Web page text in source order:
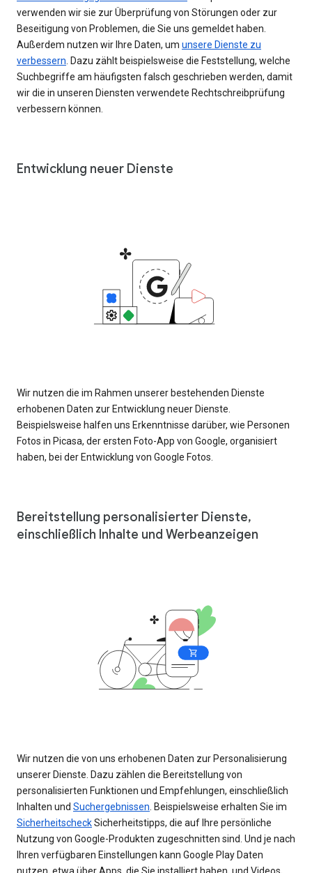
verwenden wir sie zur Überprüfung von Störungen oder zur
Beseitigung von Problemen, die Sie uns gemeldet haben.
Außerdem nutzen wir Ihre Daten, um unsere Dienste zu
verbessern . Dazu zählt beispielsweise die Feststellung, welche
Suchbegriffe am häufigsten falsch geschrieben werden, damit
wir die in unseren Diensten verwendete Rechtschreibprüfung
verbessern können.
Entwicklung neuer Dienste
Wir nutzen die im Rahmen unserer bestehenden Dienste
erhobenen Daten zur Entwicklung neuer Dienste.
Beispielsweise halfen uns Erkenntnisse darüber, wie Personen
Fotos in Picasa, der ersten Foto-App von Google, organisiert
haben, bei der Entwicklung von Google Fotos.
Bereitstellung personalisierter Dienste,
einschließlich Inhalte und Werbeanzeigen
Wir nutzen die von uns erhobenen Daten zur Personalisierung
unserer Dienste. Dazu zählen die Bereitstellung von
personalisierten Funktionen und Empfehlungen, einschließlich
Inhalten und Suchergebnissen . Beispielsweise erhalten Sie im
SicherheitscheckSicherheitstipps, die auf Ihre persönliche
Nutzung von Google-Produkten zugeschnitten sind. Und je nach
Ihren verfügbaren Einstellungen kann Google Play Daten
nutzen, etwa über Apps, die Sie installiert haben, und Videos,